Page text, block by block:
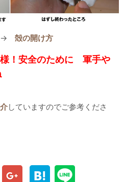
→ 殻の開け方
！安全のために 軍手や
していますのでご参考くださ